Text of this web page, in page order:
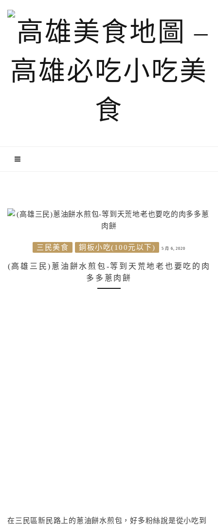
三民美食 銅板小吃(100元以下) 5 月 6, 2020
(高雄三民)蔥油餅水煎包-等到天荒地老也要吃的肉
多多蔥肉餅
在三民區新民路上的蔥油餅水煎包，好多粉絲說是從小吃到